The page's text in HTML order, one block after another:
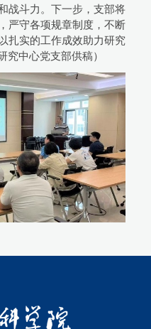
战斗力。下一步，支部将
严守各项规章制度，不断
扎实的工作成效助力研究
究中心党支部供稿）